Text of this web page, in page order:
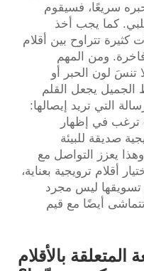
سريعًا، فسيقوم
كما يجب أخذ
كثيرة تتراوح بين أقلام
ومن المهم
تنسَ لون الحبر أو
الجميل يجعل القلم
التي تريد إيصالها:
ترغب في إظهار
صديقة للبيئة
يعزز التواصل مع
أقلام ترويجية بعناية،
تسويقها ليس مجرد
أيضًا مع قيم
المتعلقة بالأقلام